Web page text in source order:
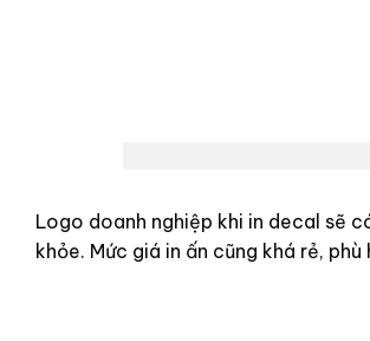
Logo doanh nghiệp khi in decal sẽ
khỏe. Mức giá in ấn cũng khá rẻ,